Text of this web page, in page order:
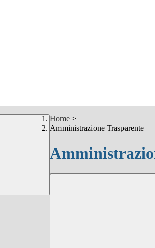
Home >
Amministrazione Trasparente